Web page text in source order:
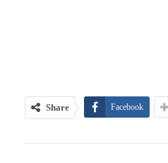
Share Facebook